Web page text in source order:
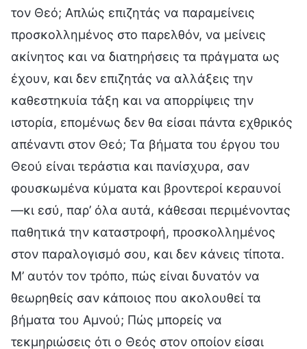
τον Θεό; Απλώς επιζητάς να παραμείνεις
προσκολλημένος στο παρελθόν, να μείνεις
ακίνητος και να διατηρήσεις τα πράγματα ως
έχουν, και δεν επιζητάς να αλλάξεις την
καθεστηκυία τάξη και να απορρίψεις την
ιστορία, επομένως δεν θα είσαι πάντα εχθρικός
απέναντι στον Θεό; Τα βήματα του έργου του
Θεού είναι τεράστια και πανίσχυρα, σαν
φουσκωμένα κύματα και βροντεροί κεραυνοί
—κι εσύ, παρ’ όλα αυτά, κάθεσαι περιμένοντας
παθητικά την καταστροφή, προσκολλημένος
στον παραλογισμό σου, και δεν κάνεις τίποτα.
Μ’ αυτόν τον τρόπο, πώς είναι δυνατόν να
θεωρηθείς σαν κάποιος που ακολουθεί τα
βήματα του Αμνού; Πώς μπορείς να
τεκμηριώσεις ότι ο Θεός στον οποίον είσαι